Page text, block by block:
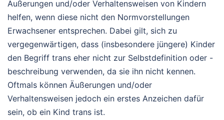
Äußerungen und/oder Verhaltensweisen von Kindern
helfen, wenn diese nicht den Normvorstellungen
Erwachsener entsprechen. Dabei gilt, sich zu
vergegenwärtigen, dass (insbesondere jüngere) Kinder
den Begriff trans eher nicht zur Selbstdefinition oder -
beschreibung verwenden, da sie ihn nicht kennen.
Oftmals können Äußerungen und/oder
Verhaltensweisen jedoch ein erstes Anzeichen dafür
sein, ob ein Kind trans ist.